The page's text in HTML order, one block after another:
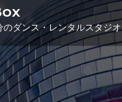
ダンス・レンタルスタジオ